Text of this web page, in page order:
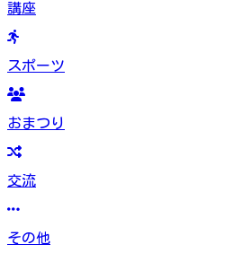
講座
スポーツ
おまつり
交流
その他